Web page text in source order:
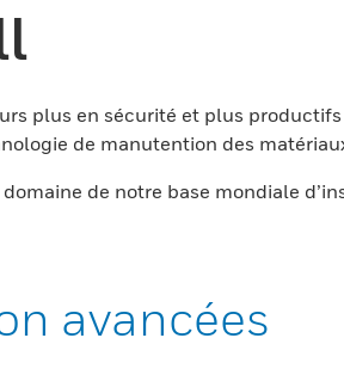
plus en sécurité et plus
de manutention des
de notre base mondiale
avancées